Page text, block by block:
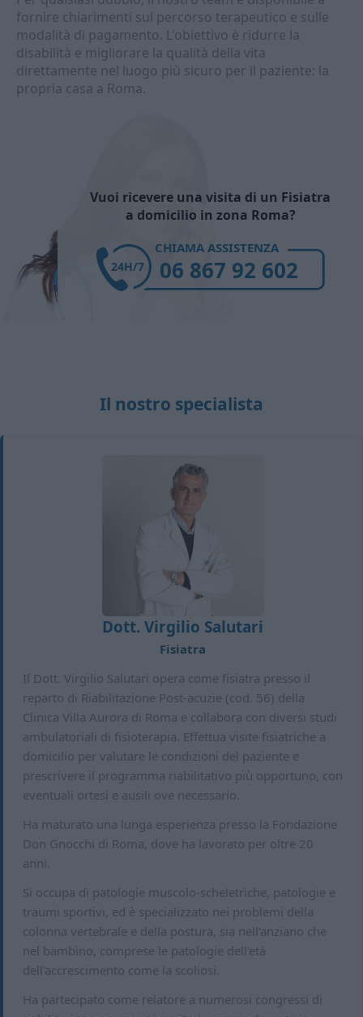
fornire chiarimenti sul percorso terapeutico e sulle
modalità di pagamento. L'obiettivo è ridurre la
disabilità e migliorare la qualità della vita
direttamente nel luogo più sicuro per il paziente: la
propria casa a Roma.
Vuoi ricevere una visita di un Fisiatra
a domicilio in zona Roma?
CHIAMA ASSISTENZA
06 867 92 602
24H/7
Il nostro specialista
Dott. Virgilio Salutari
Fisiatra
Il Dott. Virgilio Salutari opera come fisiatra presso il
reparto di Riabilitazione Post-acuzie (cod. 56) della
Clinica Villa Aurora di Roma e collabora con diversi studi
ambulatoriali di fisioterapia. Effettua visite fisiatriche a
domicilio per valutare le condizioni del paziente e
prescrivere il programma riabilitativo più opportuno, con
eventuali ortesi e ausili ove necessario.
Ha maturato una lunga esperienza presso la Fondazione
Don Gnocchi di Roma, dove ha lavorato per oltre 20
anni.
Si occupa di patologie muscolo-scheletriche, patologie e
traumi sportivi, ed è specializzato nei problemi della
colonna vertebrale e della postura, sia nell'anziano che
nel bambino, comprese le patologie dell'età
dell'accrescimento come la scoliosi.
Ha partecipato come relatore a numerosi congressi di